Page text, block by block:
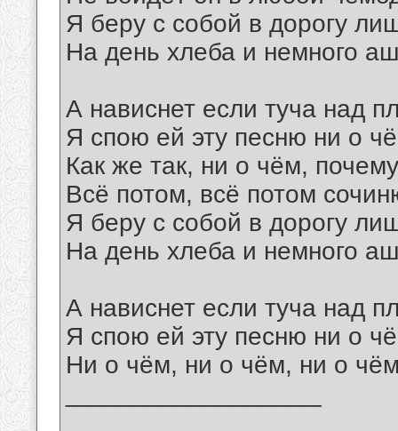
Я беру с собой в дорогу
На день хлеба и немного
А нависнет если туча над
Я спою ей эту песню ни о
Как же так, ни о чём,
Всё потом, всё потом
Я беру с собой в дорогу
На день хлеба и немного
А нависнет если туча над
Я спою ей эту песню ни о
Ни о чём, ни о чём, ни о